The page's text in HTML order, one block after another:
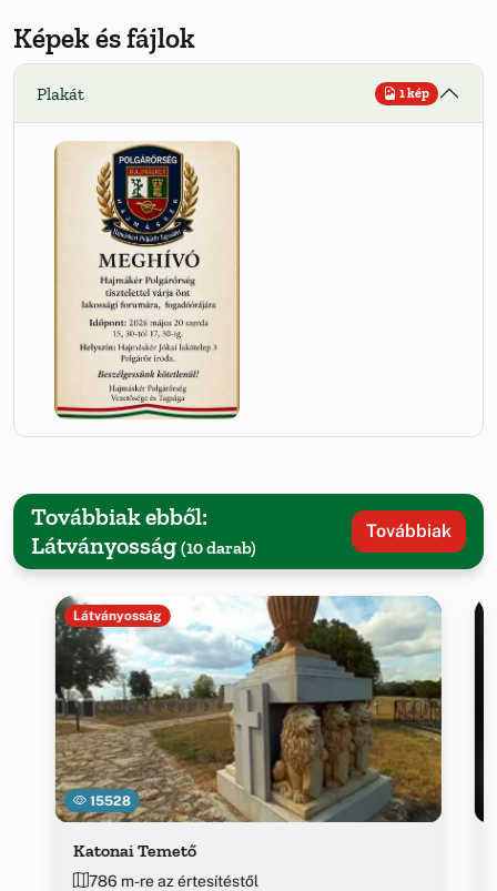
Képek és fájlok
Plakát 1 kép
Továbbiak ebből:
Látványosság (10 darab)
Továbbiak
15528
Látványosság
Katonai Temető
786 m-re az értesítéstől